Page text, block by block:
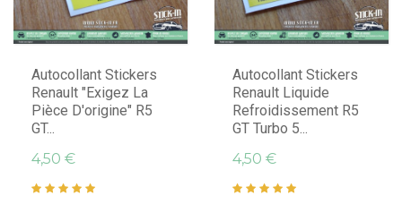
Autocollant Stickers
Renault "Exigez La
Pièce D'origine" R5
GT...
4,50 €
Autocollant Stickers
Renault Liquide
Refroidissement R5
GT Turbo 5...
4,50 €